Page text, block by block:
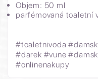
Objem: 50 ml
parfémovaná toaletní
#toaletnivoda
#darek #vune
#onlinenakupy